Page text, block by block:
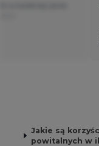
Jakie są
powitalnych w